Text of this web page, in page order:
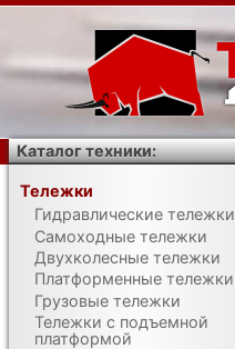
Каталог техники:
Тележки
Гидравлические тележки
Самоходные тележки
Двухколесные тележки
Платформенные тележки
Грузовые тележки
Тележки с подъемной
платформой